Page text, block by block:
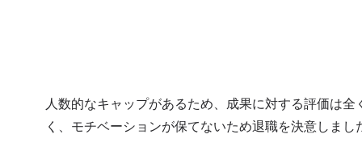
人数的なキャップがあるため、成果に対する評価は全
く、モチベーションが保てないため退職を決意しまし